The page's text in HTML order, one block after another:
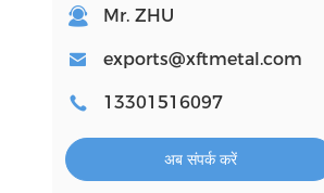
Mr. ZHU
exports@xftmetal.com
13301516097
अब संपर्क करें